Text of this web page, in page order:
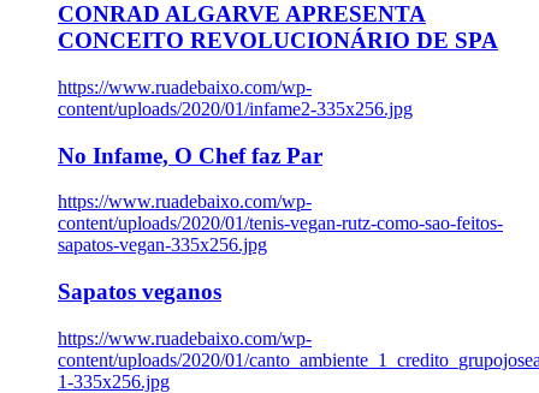
CONRAD ALGARVE APRESENTA
CONCEITO REVOLUCIONÁRIO DE SPA
https://www.ruadebaixo.com/wp-
content/uploads/2020/01/infame2-335x256.jpg
No Infame, O Chef faz Par
https://www.ruadebaixo.com/wp-
content/uploads/2020/01/tenis-vegan-rutz-como-sao-feitos-
sapatos-vegan-335x256.jpg
Sapatos veganos
https://www.ruadebaixo.com/wp-
content/uploads/2020/01/
1-335x256.jpg